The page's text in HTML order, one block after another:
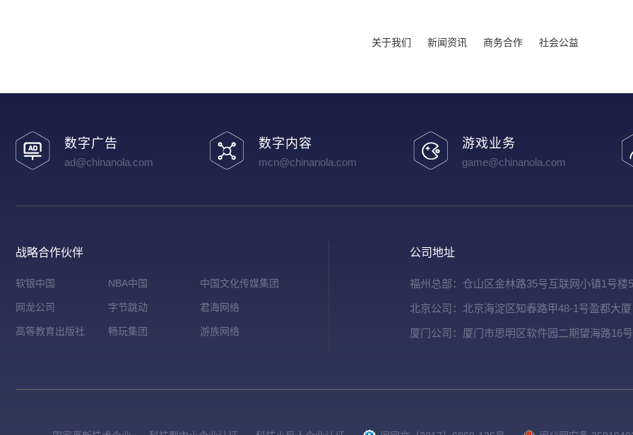
关于我们 新闻资讯 商务合作 社会公益
数字广告
ad@chinanola.com
数字内容
mcn@chinanola.com
游戏业务
game@chinanola.com
战略合作伙伴
软银中国 NBA中国 中国文化传媒集团
网龙公司 字节跳动 君海网络
高等教育出版社 畅玩集团 游族网络
公司地址
福州总部：仓山区金林路35号互联网小镇1号楼
北京公司：北京海淀区知春路甲48-1号盈都大厦
厦门公司：厦门市思明区软件园二期望海路16